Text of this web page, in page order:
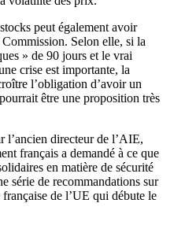
peut également avoir
Selon elle, si la
» de 90 jours et le vrai
crise est importante, la
l’obligation d’avoir un
être une proposition très
l’ancien directeur de l’AIE,
français a demandé à ce que
en matière de sécurité
série de recommandations sur
de l’UE qui débute le